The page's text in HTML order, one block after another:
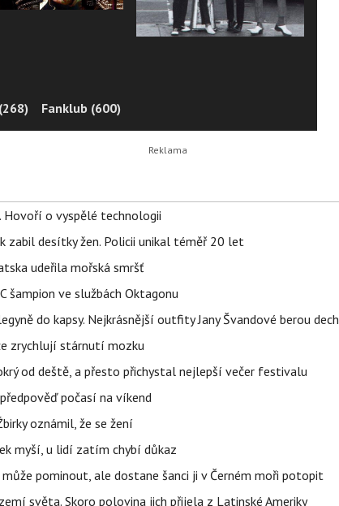
Fanklub (600)
Hovoří o vyspělé technologii
zabil desítky žen. Policii unikal téměř 20 let
udeřila mořská smršť
šampion ve službách Oktagonu
do kapsy. Nejkrásnější outfity Jany Švandové berou dech
zrychlují stárnutí mozku
od deště, a přesto přichystal nejlepší večer festivalu
počasí na víkend
oznámil, že se žení
myší, u lidí zatím chybí důkaz
pominout, ale dostane šanci ji v Černém moři potopit
světa. Skoro polovina jich přijela z Latinské Ameriky